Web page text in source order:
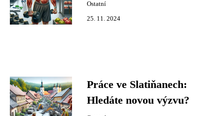
Ostatní
25. 11. 2024
Práce ve Slatiňanech:
Hledáte novou výzvu?